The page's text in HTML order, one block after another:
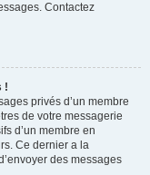
Contactez
!
privés d’un membre
de votre messagerie
d’un membre en
Ce dernier a la
des messages